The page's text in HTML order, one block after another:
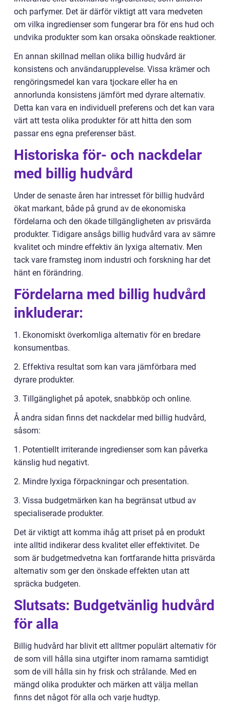
och parfymer. Det är därför viktigt att vara medveten
om vilka ingredienser som fungerar bra för ens hud och
undvika produkter som kan orsaka oönskade reaktioner.
En annan skillnad mellan olika billig hudvård är
konsistens och användarupplevelse. Vissa krämer och
rengöringsmedel kan vara tjockare eller ha en
annorlunda konsistens jämfört med dyrare alternativ.
Detta kan vara en individuell preferens och det kan vara
värt att testa olika produkter för att hitta den som
passar ens egna preferenser bäst.
Historiska för- och nackdelar
med billig hudvård
Under de senaste åren har intresset för billig hudvård
ökat markant, både på grund av de ekonomiska
fördelarna och den ökade tillgängligheten av prisvärda
produkter. Tidigare ansågs billig hudvård vara av sämre
kvalitet och mindre effektiv än lyxiga alternativ. Men
tack vare framsteg inom industri och forskning har det
hänt en förändring.
Fördelarna med billig hudvård
inkluderar:
1. Ekonomiskt överkomliga alternativ för en bredare
konsumentbas.
2. Effektiva resultat som kan vara jämförbara med
dyrare produkter.
3. Tillgänglighet på apotek, snabbköp och online.
Å andra sidan finns det nackdelar med billig hudvård,
såsom:
1. Potentiellt irriterande ingredienser som kan påverka
känslig hud negativt.
2. Mindre lyxiga förpackningar och presentation.
3. Vissa budgetmärken kan ha begränsat utbud av
specialiserade produkter.
Det är viktigt att komma ihåg att priset på en produkt
inte alltid indikerar dess kvalitet eller effektivitet. De
som är budgetmedvetna kan fortfarande hitta prisvärda
alternativ som ger den önskade effekten utan att
spräcka budgeten.
Slutsats: Budgetvänlig hudvård
för alla
Billig hudvård har blivit ett alltmer populärt alternativ för
de som vill hålla sina utgifter inom ramarna samtidigt
som de vill hålla sin hy frisk och strålande. Med en
mängd olika produkter och märken att välja mellan
finns det något för alla och varje hudtyp.